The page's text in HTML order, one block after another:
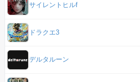
サイレントヒルf
ドラクエ3
デルタルーン